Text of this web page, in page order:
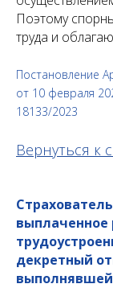
Поэтому
труда и
Постановление
от 10 февраля
18133/2023
Вернуться к
выплаченное
декретный
выполнявшей